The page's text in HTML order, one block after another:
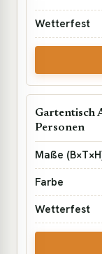
Gartentisch
Personen